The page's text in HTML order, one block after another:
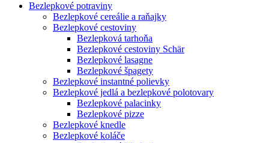
Bezlepkové potraviny
Bezlepkové cereálie a raňajky
Bezlepkové cestoviny
Bezlepková tarhoňa
Bezlepkové cestoviny Schär
Bezlepkové lasagne
Bezlepkové špagety
Bezlepkové instantné polievky
Bezlepkové jedlá a bezlepkové polotovary
Bezlepkové palacinky
Bezlepkové pizze
Bezlepkové knedle
Bezlepkové koláče